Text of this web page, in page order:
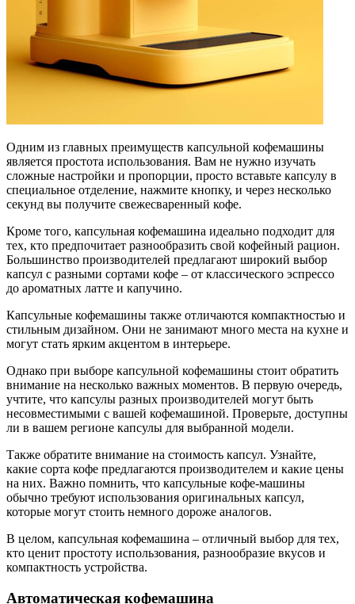
Одним из главных преимуществ капсульной кофемашины
является простота использования. Вам не нужно изучать
сложные настройки и пропорции, просто вставьте капсулу в
специальное отделение, нажмите кнопку, и через несколько
секунд вы получите свежесваренный кофе.
Кроме того, капсульная кофемашина идеально подходит для
тех, кто предпочитает разнообразить свой кофейный рацион.
Большинство производителей предлагают широкий выбор
капсул с разными сортами кофе – от классического эспрессо
до ароматных латте и капучино.
Капсульные кофемашины также отличаются компактностью и
стильным дизайном. Они не занимают много места на кухне и
могут стать ярким акцентом в интерьере.
Однако при выборе капсульной кофемашины стоит обратить
внимание на несколько важных моментов. В первую очередь,
учтите, что капсулы разных производителей могут быть
несовместимыми с вашей кофемашиной. Проверьте, доступны
ли в вашем регионе капсулы для выбранной модели.
Также обратите внимание на стоимость капсул. Узнайте,
какие сорта кофе предлагаются производителем и какие цены
на них. Важно помнить, что капсульные кофе-машины
обычно требуют использования оригинальных капсул,
которые могут стоить немного дороже аналогов.
В целом, капсульная кофемашина – отличный выбор для тех,
кто ценит простоту использования, разнообразие вкусов и
компактность устройства.
Автоматическая кофемашина